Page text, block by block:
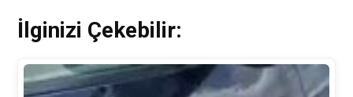
İlginizi Çekebilir: